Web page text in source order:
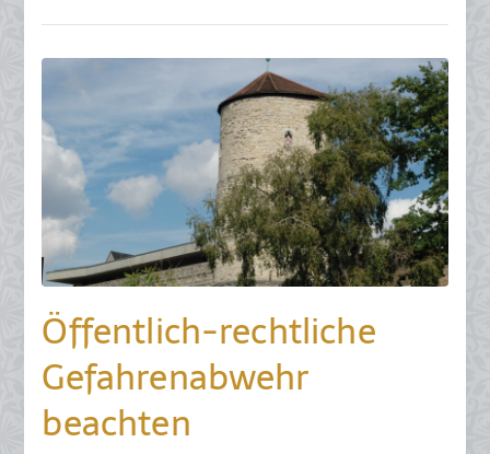
r
0
4
Öffentlich-rechtliche
Gefahrenabwehr
beachten